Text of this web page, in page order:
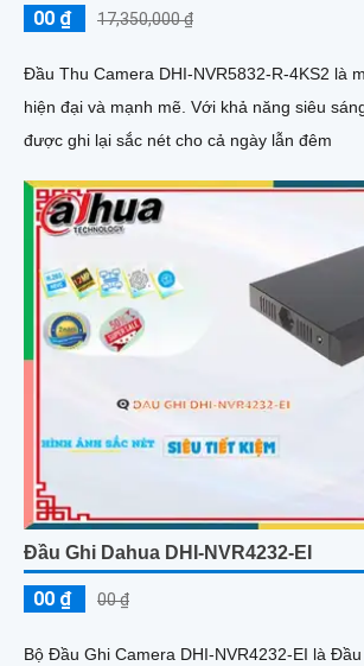
00 ₫ 17,350,000 ₫
Đầu Thu Camera DHI-NVR5832-R-4KS2 là
hiện đại và mạnh mẽ. Với khả năng siêu sáng và đẹp, hình ảnh
được ghi lại sắc nét cho cả ngày lẫn đêm
Đầu Ghi Dahua DHI-NVR4232-EI
00 ₫ 00 ₫
Bộ Đầu Ghi Camera DHI-NVR4232-EI là